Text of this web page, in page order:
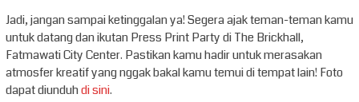
Jadi, jangan sampai ketinggalan ya! Segera ajak teman-teman kamu
untuk datang dan ikutan Press Print Party di The Brickhall,
Fatmawati City Center. Pastikan kamu hadir untuk merasakan
atmosfer kreatif yang nggak bakal kamu temui di tempat lain! Foto
dapat diunduhdi sini.